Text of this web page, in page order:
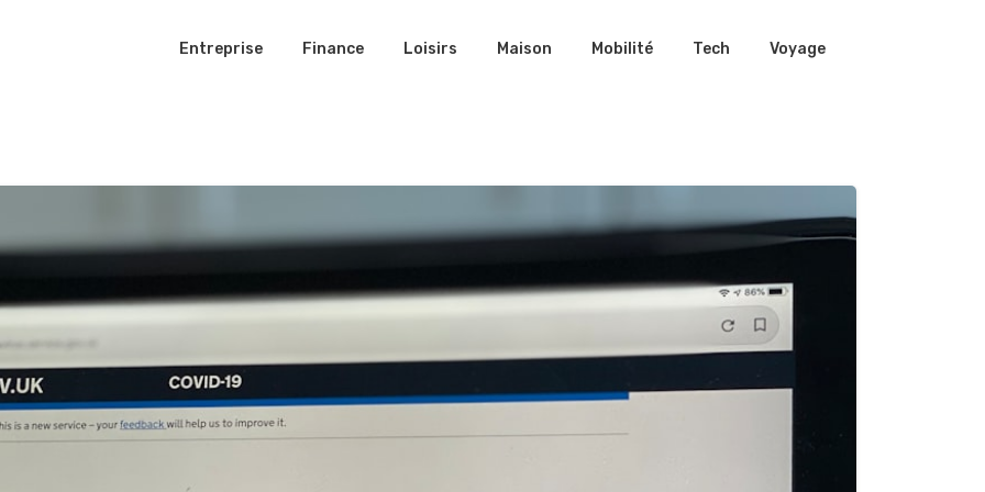
Entreprise Finance Loisirs Maison Mobilité Tech Voyage